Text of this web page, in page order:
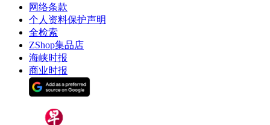
网络条款
个人资料保护声明
全检索
ZShop集品店
海峡时报
商业时报